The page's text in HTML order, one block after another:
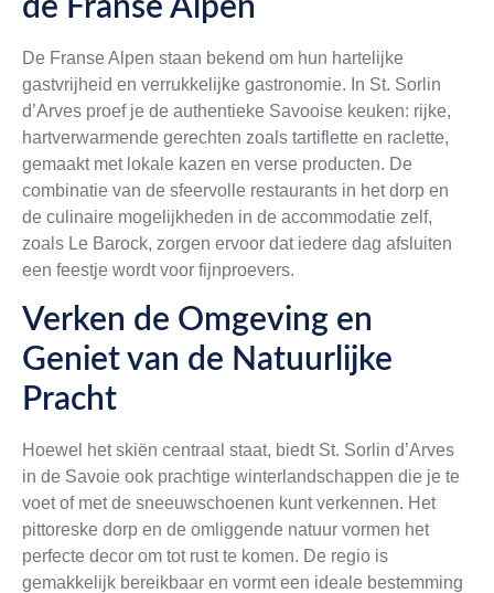
de Franse Alpen
De Franse Alpen staan bekend om hun hartelijke
gastvrijheid en verrukkelijke gastronomie. In St. Sorlin
d’Arves proef je de authentieke Savooise keuken: rijke,
hartverwarmende gerechten zoals tartiflette en raclette,
gemaakt met lokale kazen en verse producten. De
combinatie van de sfeervolle restaurants in het dorp en
de culinaire mogelijkheden in de accommodatie zelf,
zoals Le Barock, zorgen ervoor dat iedere dag afsluiten
een feestje wordt voor fijnproevers.
Verken de Omgeving en
Geniet van de Natuurlijke
Pracht
Hoewel het skiën centraal staat, biedt St. Sorlin d’Arves
in de Savoie ook prachtige winterlandschappen die je te
voet of met de sneeuwschoenen kunt verkennen. Het
pittoreske dorp en de omliggende natuur vormen het
perfecte decor om tot rust te komen. De regio is
gemakkelijk bereikbaar en vormt een ideale bestemming